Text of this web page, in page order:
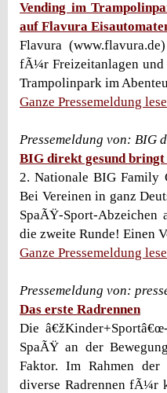
Vending im
auf Flavura
Flavura
fÃ¼r Freizeitanlagen und
Trampolinpark im
Ganze Pressemeldung
Pressemeldung von: BIG
BIG direkt gesund
2. Nationale BIG Family
Bei Vereinen in ganz
SpaÃŸ-Sport-
die zweite Runde! Einen
Ganze Pressemeldung
Pressemeldung von:
Das erste Radrennen
Die
SpaÃŸ an der
Faktor. Im Rahmen der
diverse Radrennen fÃ¼r